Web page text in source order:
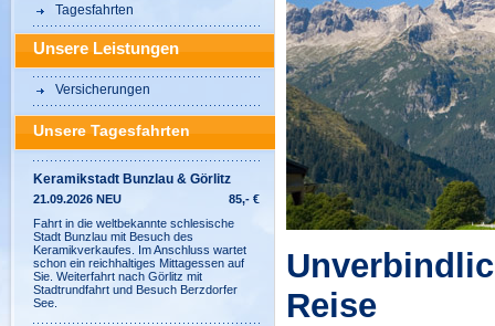
Reise
Tagesfahrten
Unsere Leistungen
Versicherungen
Unsere Tagesfahrten
Keramikstadt Bunzlau & Görlitz
21.09.2026 NEU
85,- €
Fahrt in die weltbekannte schlesische
Stadt Bunzlau mit Besuch des
Keramikverkaufes. Im Anschluss wartet
schon ein reichhaltiges Mittagessen auf
Sie. Weiterfahrt nach Görlitz mit
Stadtrundfahrt und Besuch Berzdorfer
See.